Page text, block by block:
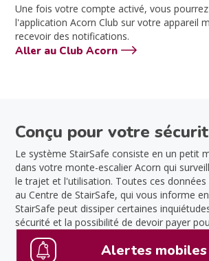
Une fois votre compte activé, vous
l'application Acorn Club sur votre appareil
recevoir des notifications.
Aller au Club Acorn
Conçu pour votre
Le système StairSafe consiste en un petit
dans votre monte-escalier Acorn qui
le trajet et l'utilisation. Toutes ces
au Centre de StairSafe, qui vous informe
StairSafe peut dissiper certaines
sécurité et la possibilité de devoir payer
Alertes mobiles